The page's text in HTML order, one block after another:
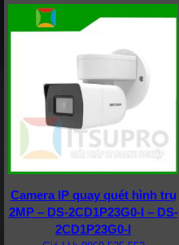
Camera IP quay quét hình trụ
2MP – DS-2CD1P23G0-I – DS-
2CD1P23G0-I